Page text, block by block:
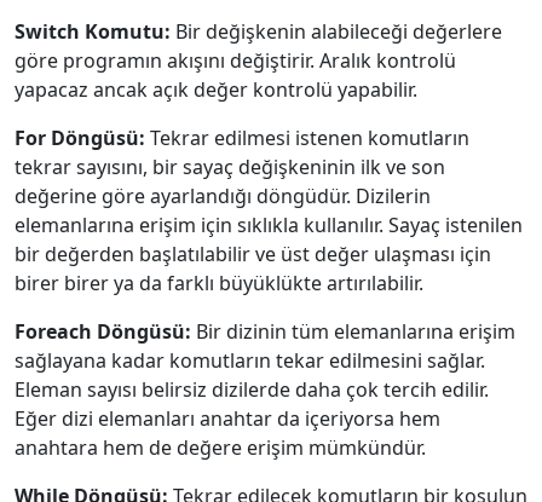
Switch Komutu: Bir değişkenin alabileceği değerlere
göre programın akışını değiştirir. Aralık kontrolü
yapacaz ancak açık değer kontrolü yapabilir.
For Döngüsü: Tekrar edilmesi istenen komutların
tekrar sayısını, bir sayaç değişkeninin ilk ve son
değerine göre ayarlandığı döngüdür. Dizilerin
elemanlarına erişim için sıklıkla kullanılır. Sayaç istenilen
bir değerden başlatılabilir ve üst değer ulaşması için
birer birer ya da farklı büyüklükte artırılabilir.
Foreach Döngüsü: Bir dizinin tüm elemanlarına erişim
sağlayana kadar komutların tekar edilmesini sağlar.
Eleman sayısı belirsiz dizilerde daha çok tercih edilir.
Eğer dizi elemanları anahtar da içeriyorsa hem
anahtara hem de değere erişim mümkündür.
While Döngüsü: Tekrar edilecek komutların bir koşulun